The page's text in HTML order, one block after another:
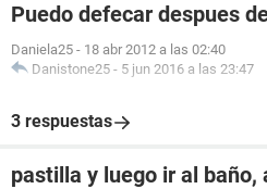
Puedo defecar despues
Daniela25 - 18 abr 2012 a las 02:40
Danistone25 - 5 jun 2016 a las 23:47
3 respuestas
pastilla y luego ir al baño,